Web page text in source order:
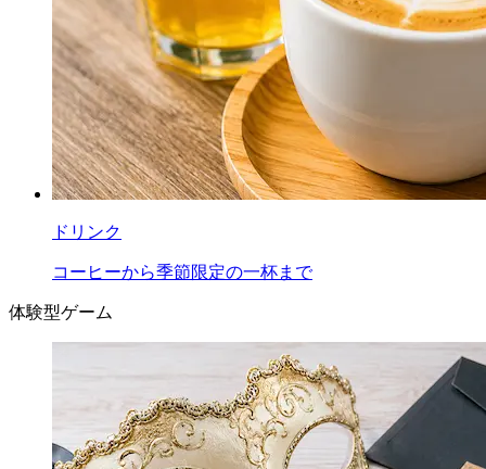
ドリンク
コーヒーから季節限定の一杯まで
体験型ゲーム